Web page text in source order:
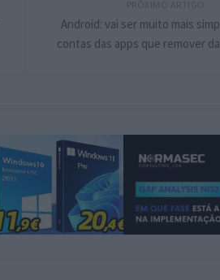
Android: vai ser muito mais
contas das apps que remover